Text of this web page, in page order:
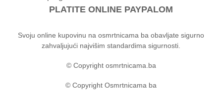
PLATITE ONLINE PAYPALOM
Svoju online kupovinu na osmrtnicama ba obavljate sigurno
zahvaljujući najvišim standardima sigurnosti.
© Copyright osmrtnicama.ba
© Copyright Osmrtnicama ba